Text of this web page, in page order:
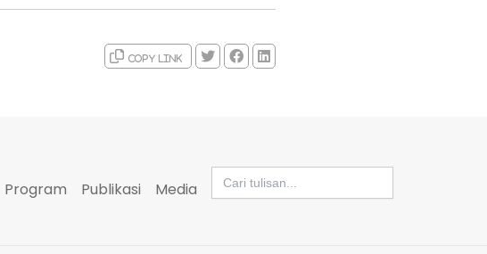
Copy link
Program Publikasi Media
Search
for: